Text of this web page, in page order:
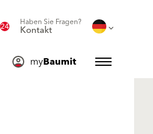
24 Haben Sie Fragen?
Kontakt
myBaumit